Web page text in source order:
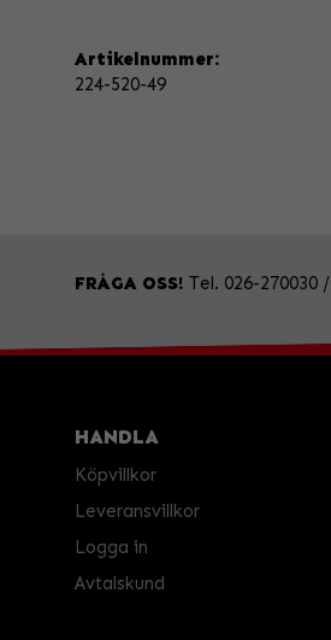
Artikelnummer:
224-520-49
FRÅGA OSS! Tel. 026-270030 /
HANDLA
Köpvillkor
Leveransvillkor
Logga in
Avtalskund